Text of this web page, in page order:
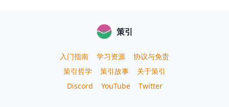
策引
入门指南 学习资源
协议与免责
策引哲学
策引故事
关于策引
Discord
YouTube Twitter